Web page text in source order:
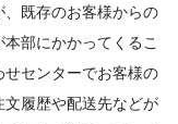
既存のお客様からの
部にかかってくるこ
センターでお客様の
履歴や配送先などが